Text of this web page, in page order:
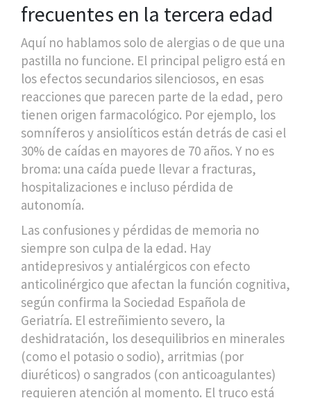
frecuentes en la tercera edad
Aquí no hablamos solo de alergias o de que una
pastilla no funcione. El principal peligro está en
los efectos secundarios silenciosos, en esas
reacciones que parecen parte de la edad, pero
tienen origen farmacológico. Por ejemplo, los
somníferos y ansiolíticos están detrás de casi el
30% de caídas en mayores de 70 años. Y no es
broma: una caída puede llevar a fracturas,
hospitalizaciones e incluso pérdida de
autonomía.
Las confusiones y pérdidas de memoria no
siempre son culpa de la edad. Hay
antidepresivos y antialérgicos con efecto
anticolinérgico que afectan la función cognitiva,
según confirma la Sociedad Española de
Geriatría. El estreñimiento severo, la
deshidratación, los desequilibrios en minerales
(como el potasio o sodio), arritmias (por
diuréticos) o sangrados (con anticoagulantes)
requieren atención al momento. El truco está